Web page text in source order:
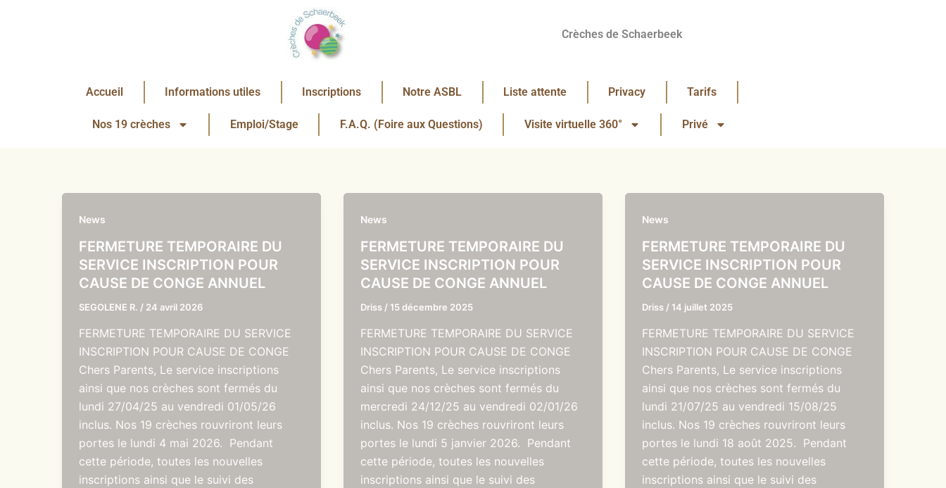
Crèches de Schaerbeek
Accueil Informations utiles Inscriptions Notre ASBL Liste attente Privacy Tarifs
Nos 19 crèches Emploi/Stage F.A.Q. (Foire aux Questions) Visite virtuelle 360° Privé
News
FERMETURE TEMPORAIRE DU
SERVICE INSCRIPTION POUR
CAUSE DE CONGE ANNUEL
SEGOLENE R. / 24 avril 2026
FERMETURE TEMPORAIRE DU SERVICE
INSCRIPTION POUR CAUSE DE CONGE
Chers Parents, Le service inscriptions
ainsi que nos crèches sont fermés du
lundi 27/04/25 au vendredi 01/05/26
inclus. Nos 19 crèches rouvriront leurs
portes le lundi 4 mai 2026. Pendant
cette période, toutes les nouvelles
inscriptions ainsi que le suivi des
News
FERMETURE TEMPORAIRE DU
SERVICE INSCRIPTION POUR
CAUSE DE CONGE ANNUEL
Driss / 15 décembre 2025
FERMETURE TEMPORAIRE DU SERVICE
INSCRIPTION POUR CAUSE DE CONGE
Chers Parents, Le service inscriptions
ainsi que nos crèches sont fermés du
mercredi 24/12/25 au vendredi 02/01/26
inclus. Nos 19 crèches rouvriront leurs
portes le lundi 5 janvier 2026. Pendant
cette période, toutes les nouvelles
inscriptions ainsi que le suivi des
News
FERMETURE TEMPORAIRE DU
SERVICE INSCRIPTION POUR
CAUSE DE CONGE ANNUEL
Driss / 14 juillet 2025
FERMETURE TEMPORAIRE DU SERVICE
INSCRIPTION POUR CAUSE DE CONGE
Chers Parents, Le service inscriptions
ainsi que nos crèches sont fermés du
lundi 21/07/25 au vendredi 15/08/25
inclus. Nos 19 crèches rouvriront leurs
portes le lundi 18 août 2025. Pendant
cette période, toutes les nouvelles
inscriptions ainsi que le suivi des